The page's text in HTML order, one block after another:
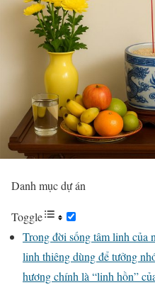
Danh mục dự án
Toggle
Trong đời sống tâm linh của
linh thiêng dùng để tưởng
hương chính là “linh hồn”